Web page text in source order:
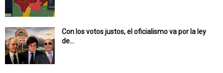
Con los votos justos, el oficialismo va por la ley
de...